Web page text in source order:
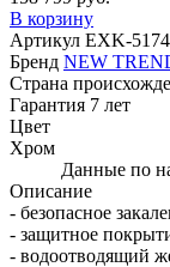
В корзину
Артикул EXK-5174
Бренд NEW
Страна
Гарантия 7 лет
Цвет
Хром
Данные по
Описание
- безопасное
- защитное
- водоотводящий